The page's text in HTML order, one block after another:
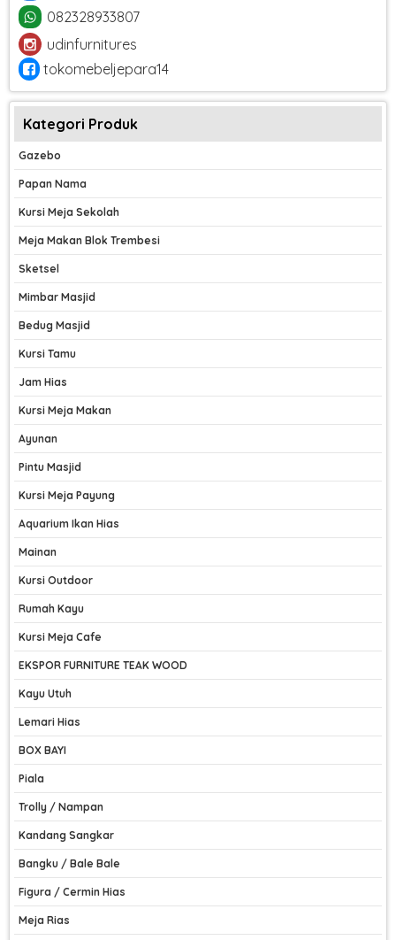
082328933807
udinfurnitures
tokomebeljepara14
Kategori Produk
Gazebo
Papan Nama
Kursi Meja Sekolah
Meja Makan Blok Trembesi
Sketsel
Mimbar Masjid
Bedug Masjid
Kursi Tamu
Jam Hias
Kursi Meja Makan
Ayunan
Pintu Masjid
Kursi Meja Payung
Aquarium Ikan Hias
Mainan
Kursi Outdoor
Rumah Kayu
Kursi Meja Cafe
EKSPOR FURNITURE TEAK WOOD
Kayu Utuh
Lemari Hias
BOX BAYI
Piala
Trolly / Nampan
Kandang Sangkar
Bangku / Bale Bale
Figura / Cermin Hias
Meja Rias